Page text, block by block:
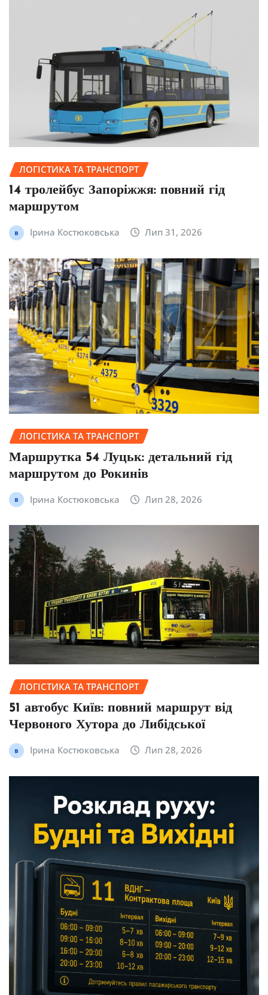
ЛОГІСТИКА ТА ТРАНСПОРТ
14 тролейбус Запоріжжя: повний гід
маршрутом
Ірина Костюковська Лип 31, 2026
ЛОГІСТИКА ТА ТРАНСПОРТ
Маршрутка 54 Луцьк: детальний гід
маршрутом до Рокинів
Ірина Костюковська Лип 28, 2026
ЛОГІСТИКА ТА ТРАНСПОРТ
51 автобус Київ: повний маршрут від
Червоного Хутора до Либідської
Ірина Костюковська Лип 28, 2026